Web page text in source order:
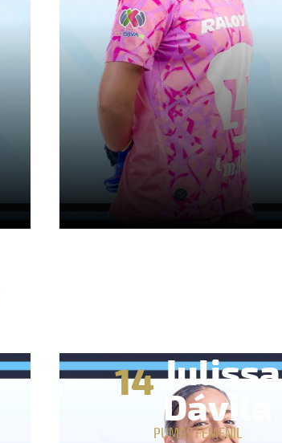
14Julissa
Dávila
PUMAS FEMENIL